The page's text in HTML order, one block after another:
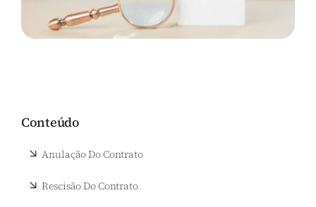
Conteúdo
Anulação Do Contrato
Rescisão Do Contrato